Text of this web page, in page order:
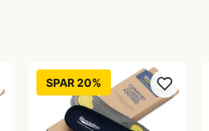
SPAR 20%